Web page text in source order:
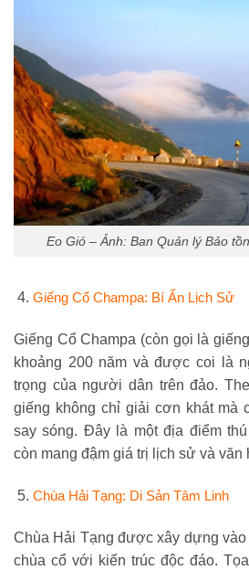
Eo Gió – Ảnh: Ban Quản lý Bảo
Giếng Cổ Champa: Bí Ẩn Lịch Sử
Giếng Cổ Champa (còn gọi là
khoảng 200 năm và được coi là
trọng của người dân trên đảo.
giếng không chỉ giải cơn khát mà
say sóng. Đây là một địa điểm
còn mang đậm giá trị lịch sử và văn
Chùa Hải Tạng: Di Sản Tâm Linh
Chùa Hải Tạng được xây dựng vào
chùa cổ với kiến trúc độc đáo.